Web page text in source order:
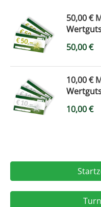
50,00 €
50,00€
10,00 €
10,00€